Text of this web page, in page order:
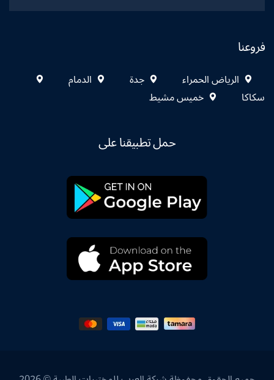
فروعنا
الرياض الحمراء جدة
الدمام
سكاكا
خميس مشيط
حمل تطبيقنا على